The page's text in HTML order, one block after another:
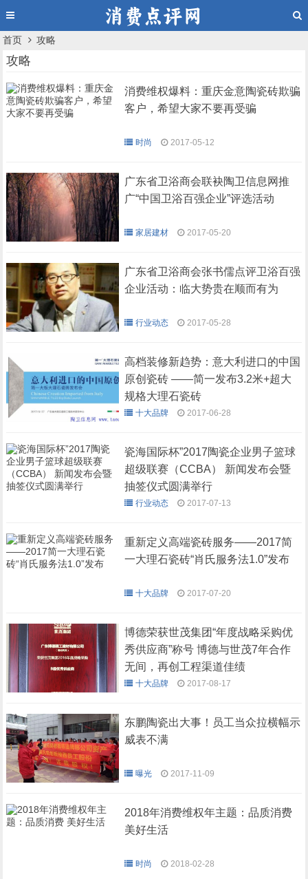
首页 攻略
攻略
消费维权爆料：重庆金意陶瓷砖欺骗
客户，希望大家不要再受骗
时尚 2017-05-12
广东省卫浴商会联袂陶卫信息网推
广“中国卫浴百强企业”评选活动
家居建材 2017-05-20
广东省卫浴商会张书儒点评卫浴百强
企业活动：临大势贵在顺而有为
行业动态 2017-05-28
高档装修新趋势：意大利进口的中国
原创瓷砖 ——简一发布3.2米+超大
规格大理石瓷砖
十大品牌 2017-06-28
瓷海国际杯”2017陶瓷企业男子篮球
超级联赛（CCBA） 新闻发布会暨
抽签仪式圆满举行
行业动态 2017-07-13
重新定义高端瓷砖服务——2017简
一大理石瓷砖“肖氏服务法1.0”发布
十大品牌 2017-07-20
博德荣获世茂集团“年度战略采购优
秀供应商”称号 博德与世茂7年合作
无间，再创工程渠道佳绩
十大品牌 2017-08-17
东鹏陶瓷出大事！员工当众拉横幅示
威表不满
曝光 2017-11-09
2018年消费维权年主题：品质消费
美好生活
时尚 2018-02-28